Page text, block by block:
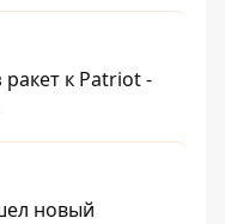
к Patriot -
новый